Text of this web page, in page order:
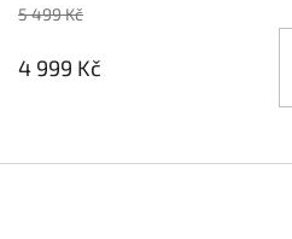
5 499 Kč
4 999 Kč